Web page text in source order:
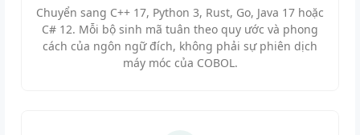
Chuyển sang C++ 17, Python 3, Rust, Go, Java 17 hoặc
C# 12. Mỗi bộ sinh mã tuân theo quy ước và phong
cách của ngôn ngữ đích, không phải sự phiên dịch
máy móc của COBOL.